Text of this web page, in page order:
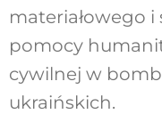
materiałowego
pomocy
cywilnej w
ukraińskich.